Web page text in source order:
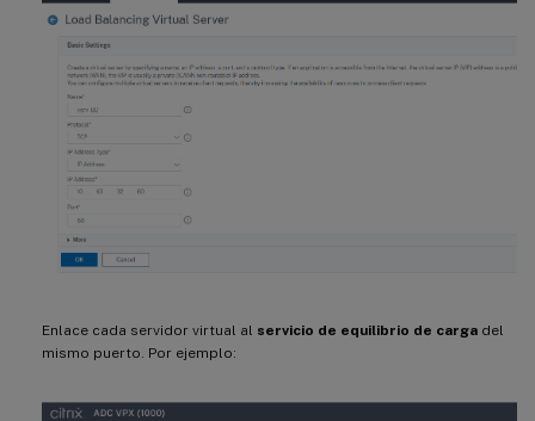
Enlace cada servidor virtual al servicio de equilibrio de carga del
mismo puerto. Por ejemplo: